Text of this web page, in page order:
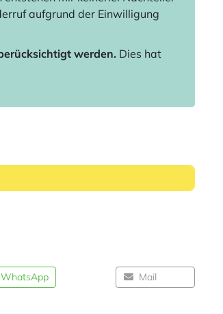
aufgrund der Einwilligung
werden. Dies hat
WhatsApp Mail